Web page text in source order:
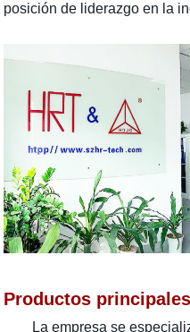
posición de liderazgo en la
Productos
La empresa se